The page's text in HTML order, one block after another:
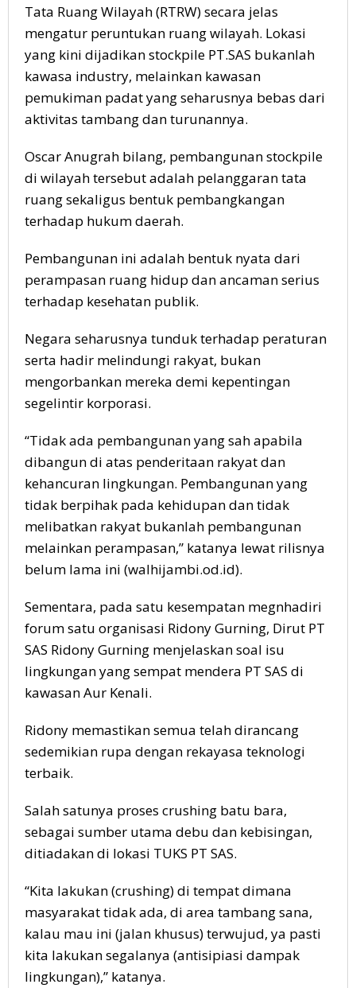
Tata Ruang Wilayah (RTRW) secara jelas
mengatur peruntukan ruang wilayah. Lokasi
yang kini dijadikan stockpile PT.SAS bukanlah
kawasa industry, melainkan kawasan
pemukiman padat yang seharusnya bebas dari
aktivitas tambang dan turunannya.
Oscar Anugrah bilang, pembangunan stockpile
di wilayah tersebut adalah pelanggaran tata
ruang sekaligus bentuk pembangkangan
terhadap hukum daerah.
Pembangunan ini adalah bentuk nyata dari
perampasan ruang hidup dan ancaman serius
terhadap kesehatan publik.
Negara seharusnya tunduk terhadap peraturan
serta hadir melindungi rakyat, bukan
mengorbankan mereka demi kepentingan
segelintir korporasi.
“Tidak ada pembangunan yang sah apabila
dibangun di atas penderitaan rakyat dan
kehancuran lingkungan. Pembangunan yang
tidak berpihak pada kehidupan dan tidak
melibatkan rakyat bukanlah pembangunan
melainkan perampasan,” katanya lewat rilisnya
belum lama ini (walhijambi.od.id).
Sementara, pada satu kesempatan megnhadiri
forum satu organisasi Ridony Gurning, Dirut PT
SAS Ridony Gurning menjelaskan soal isu
lingkungan yang sempat mendera PT SAS di
kawasan Aur Kenali.
Ridony memastikan semua telah dirancang
sedemikian rupa dengan rekayasa teknologi
terbaik.
Salah satunya proses crushing batu bara,
sebagai sumber utama debu dan kebisingan,
ditiadakan di lokasi TUKS PT SAS.
“Kita lakukan (crushing) di tempat dimana
masyarakat tidak ada, di area tambang sana,
kalau mau ini (jalan khusus) terwujud, ya pasti
kita lakukan segalanya (antisipiasi dampak
lingkungan),” katanya.